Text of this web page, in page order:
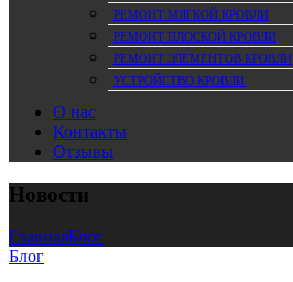
РЕМОНТ МЯГКОЙ КРОВЛИ
РЕМОНТ ПЛОСКОЙ КРОВЛИ
РЕМОНТ ЭЛЕМЕНТОВ КРОВЛИ
УСТРОЙСТВО КРОВЛИ
О нас
Контакты
Отзывы
Новости
ГлавнаяБлог
Блог